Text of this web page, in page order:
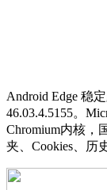
Android Edge 稳
46.03.4.5155。
Chromium内核，
夹、Cookies、历